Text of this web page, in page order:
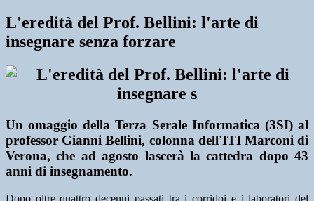
L'eredità del Prof. Bellini: l'arte di
insegnare senza forzare
Un omaggio della Terza Serale Informatica (3SI) al
professor Gianni Bellini, colonna dell'ITI Marconi di
Verona, che ad agosto lascerà la cattedra dopo 43
anni di insegnamento.
Dopo oltre quattro decenni passati tra i corridoi e i laboratori del